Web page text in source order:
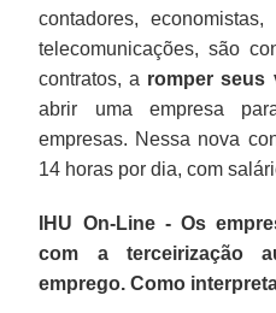
contadores,
telecomunicações, são
contratos, a romper seus
abrir uma empresa
empresas. Nessa nova
14 horas por dia, com
IHU On-Line - Os
com a terceirização
emprego. Como